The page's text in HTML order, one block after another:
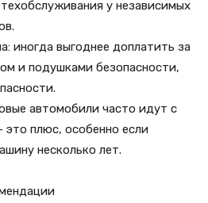
у независимых
иногда выгоднее доплатить за
и подушками безопасности,
автомобили часто идут с
это плюс, особенно если
несколько лет.